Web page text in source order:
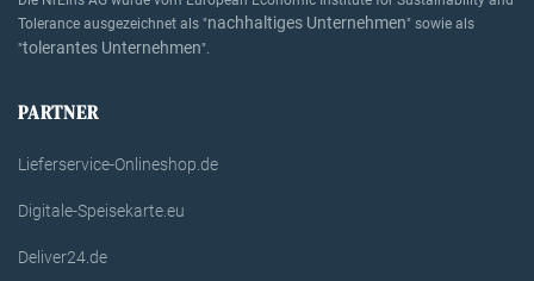
Tolerance ausgezeichnet als "nachhaltiges Unternehmen" sowie als
"tolerantes Unternehmen".
PARTNER
Lieferservice-Onlineshop.de
Digitale-Speisekarte.eu
Deliver24.de